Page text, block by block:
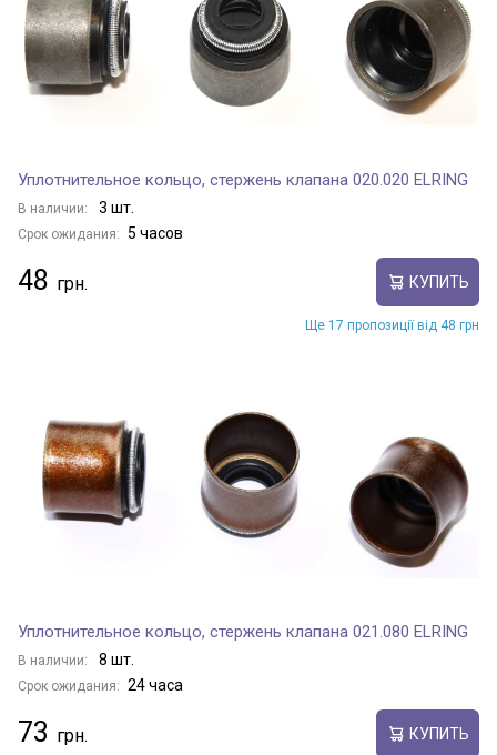
Уплотнительное кольцо, стержень клапана 020.020 ELRING
В наличии: 3 шт.
Срок ожидания: 5 часов
48 КУПИТЬ
Ще 17 пропозиції від 48 грн
Уплотнительное кольцо, стержень клапана 021.080 ELRING
В наличии: 8 шт.
Срок ожидания: 24 часа
73 КУПИТЬ